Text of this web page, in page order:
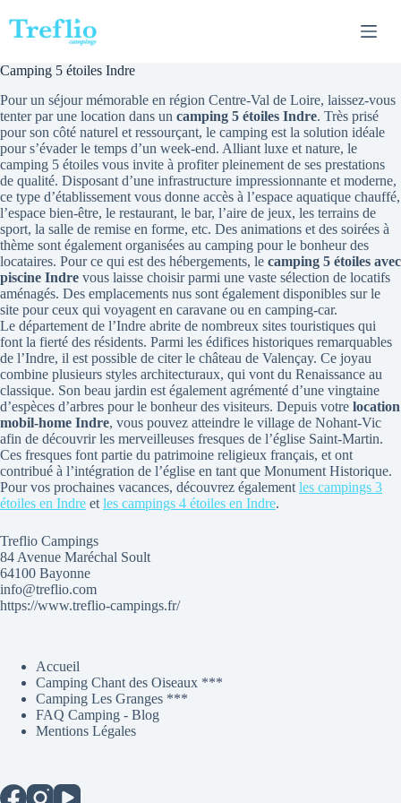
au
contenu
Camping 5 étoiles Indre
Pour un séjour mémorable en région Centre-Val de Loire, laissez-vous
tenter par une location dans un camping 5 étoiles Indre. Très prisé
pour son côté naturel et ressourçant, le camping est la solution idéale
pour s’évader le temps d’un week-end. Alliant luxe et nature, le
camping 5 étoiles vous invite à profiter pleinement de ses prestations
de qualité. Disposant d’une infrastructure impressionnante et moderne,
ce type d’établissement vous donne accès à l’espace aquatique chauffé,
l’espace bien-être, le restaurant, le bar, l’aire de jeux, les terrains de
sport, la salle de remise en forme, etc. Des animations et des soirées à
thème sont également organisées au camping pour le bonheur des
locataires. Pour ce qui est des hébergements, le camping 5 étoiles avec
piscine Indre vous laisse choisir parmi une vaste sélection de locatifs
aménagés. Des emplacements nus sont également disponibles sur le
site pour ceux qui voyagent en caravane ou en camping-car.
Le département de l’Indre abrite de nombreux sites touristiques qui
font la fierté des résidents. Parmi les édifices historiques remarquables
de l’Indre, il est possible de citer le château de Valençay. Ce joyau
combine plusieurs styles architecturaux, qui vont du Renaissance au
classique. Son beau jardin est également agrémenté d’une vingtaine
d’espèces d’arbres pour le bonheur des visiteurs. Depuis votre location
mobil-home Indre, vous pouvez atteindre le village de Nohant-Vic
afin de découvrir les merveilleuses fresques de l’église Saint-Martin.
Ces fresques font partie du patrimoine religieux français, et ont
contribué à l’intégration de l’église en tant que Monument Historique.
Pour vos prochaines vacances, découvrez également les campings 3
étoiles en Indre et les campings 4 étoiles en Indre.
Treflio Campings
84 Avenue Maréchal Soult
64100 Bayonne
info@treflio.com
https://www.treflio-campings.fr/
Accueil
Camping Chant des Oiseaux ***
Camping Les Granges ***
FAQ Camping - Blog
Mentions Légales